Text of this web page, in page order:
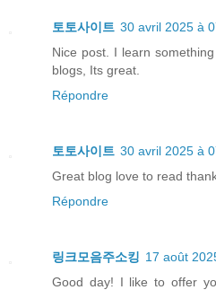
토토사이트 30 avril 2025 à
Nice post. I learn
blogs, Its great.
Répondre
토토사이트 30 avril 2025 à
Great blog love to read
Répondre
링크모음주소킹 17 août
Good day! I like to offer